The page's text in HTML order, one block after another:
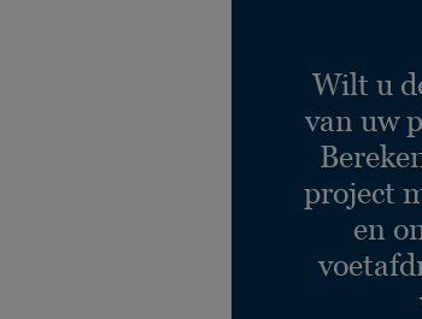
Wilt u
van uw
project
en